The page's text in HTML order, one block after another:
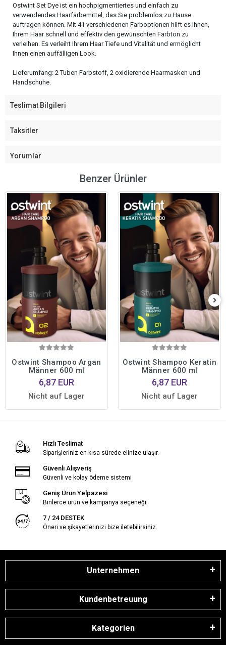
Ostwint Set Dye ist ein hochpigmentiertes und einfach zu
verwendendes Haarfärbemittel, das Sie problemlos zu Hause
auftragen können. Mit 41 verschiedenen Farboptionen hilft es Ihnen,
Ihrem Haar schnell und effektiv den gewünschten Farbton zu
verleihen. Es verleiht Ihrem Haar Tiefe und Vitalität und ermöglicht
Ihnen einen auffälligen Look.
Lieferumfang: 2 Tuben Farbstoff, 2 oxidierende Haarmasken und
Handschuhe.
Teslimat Bilgileri
Taksitler
Yorumlar
Benzer Ürünler
Ostwint Shampoo Argan
Männer 600 ml
6,87 EUR
Nicht auf Lager
Ostwint Shampoo Keratin
Männer 600 ml
6,87 EUR
Nicht auf Lager
Hızlı Teslimat
Siparişleriniz en kısa sürede elinize ulaşır.
Güvenli Alışveriş
Güvenli ve kolay ödeme sistemi
Geniş Ürün Yelpazesi
Binlerce ürün ve kampanya seçeneği
7 / 24 DESTEK
Öneri ve şikayetlerinizi bize iletebilirsiniz.
Unternehmen
Kundenbetreuung
Kategorien